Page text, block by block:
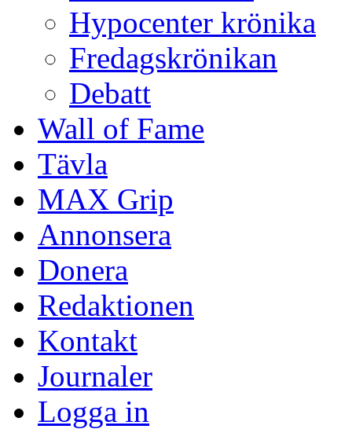
Hypocenter krönika
Fredagskrönikan
Debatt
Wall of Fame
Tävla
MAX Grip
Annonsera
Donera
Redaktionen
Kontakt
Journaler
Logga in